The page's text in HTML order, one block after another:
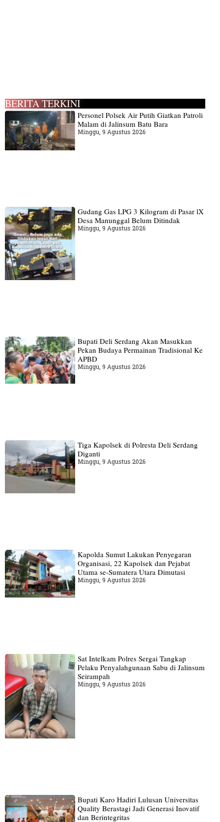
BERITA TERKINI
Personel Polsek Air Putih Giatkan Patroli
Malam di Jalinsum Batu Bara
Minggu, 9 Agustus 2026
Gudang‎ Gas LPG 3 Kilogram di Pasar lX
Desa Manunggal Belum Ditindak
Minggu, 9 Agustus 2026
Bupati Deli Serdang Akan Masukkan
Pekan Budaya Permainan Tradisional Ke
APBD
Minggu, 9 Agustus 2026
Tiga Kapolsek di Polresta Deli Serdang
Diganti
Minggu, 9 Agustus 2026
Kapolda Sumut Lakukan Penyegaran
Organisasi, 22 Kapolsek dan Pejabat
Utama se-Sumatera Utara Dimutasi
Minggu, 9 Agustus 2026
Sat Intelkam Polres Sergai Tangkap
Pelaku Penyalahgunaan Sabu di Jalinsum
Seirampah
Minggu, 9 Agustus 2026
Bupati Karo Hadiri Lulusan Universitas
Quality Berastagi Jadi Generasi Inovatif
dan Berintegritas